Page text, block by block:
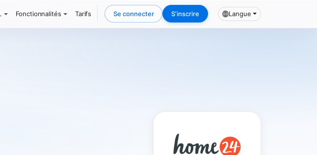
Fonctionnalités Tarifs Se connecter S’inscrire Langue